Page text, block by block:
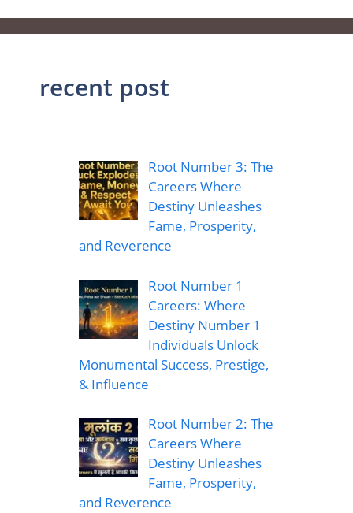
recent post
Root Number 3: The
Careers Where
Destiny Unleashes
Fame, Prosperity,
and Reverence
Root Number 1
Careers: Where
Destiny Number 1
Individuals Unlock
Monumental Success, Prestige,
& Influence
Root Number 2: The
Careers Where
Destiny Unleashes
Fame, Prosperity,
and Reverence